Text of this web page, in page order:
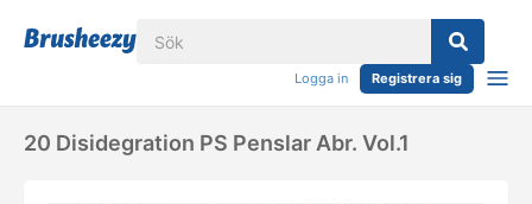
Logga in Registrera sig
20 Disidegration PS Penslar Abr. Vol.1